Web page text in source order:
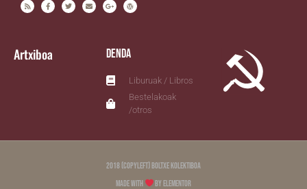
Artxiboa Denda
Liburuak / Libros
Bestelakoak
/otros
2018 (copyleft) Boltxe Kolektiboa
Made with
by Elementor